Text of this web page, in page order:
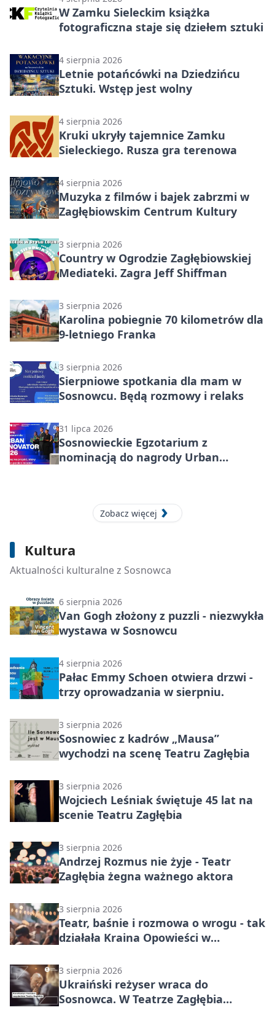
W Zamku Sieleckim książka
fotograficzna staje się dziełem sztuki
4 sierpnia 2026
Letnie potańcówki na Dziedzińcu
Sztuki. Wstęp jest wolny
4 sierpnia 2026
Kruki ukryły tajemnice Zamku
Sieleckiego. Rusza gra terenowa
4 sierpnia 2026
Muzyka z filmów i bajek zabrzmi w
Zagłębiowskim Centrum Kultury
3 sierpnia 2026
Country w Ogrodzie Zagłębiowskiej
Mediateki. Zagra Jeff Shiffman
3 sierpnia 2026
Karolina pobiegnie 70 kilometrów dla
9-letniego Franka
3 sierpnia 2026
Sierpniowe spotkania dla mam w
Sosnowcu. Będą rozmowy i relaks
31 lipca 2026
Sosnowieckie Egzotarium z
nominacją do nagrody Urban
Zobacz więcej
Kultura
Aktualności kulturalne z Sosnowca
Wiedźmy, zmory i upiory wychodzą z
kadrów - wystawa w Sosnowcu
6 sierpnia 2026
Van Gogh złożony z puzzli - niezwykła
wystawa w Sosnowcu
4 sierpnia 2026
Pałac Emmy Schoen otwiera drzwi -
trzy oprowadzania w sierpniu.
3 sierpnia 2026
Sosnowiec z kadrów „Mausa”
wychodzi na scenę Teatru Zagłębia
3 sierpnia 2026
Wojciech Leśniak świętuje 45 lat na
scenie Teatru Zagłębia
3 sierpnia 2026
Andrzej Rozmus nie żyje - Teatr
Zagłębia żegna ważnego aktora
3 sierpnia 2026
Teatr, baśnie i rozmowa o wrogu - tak
działała Kraina Opowieści w
3 sierpnia 2026
Ukraiński reżyser wraca do
Sosnowca. W Teatrze Zagłębia